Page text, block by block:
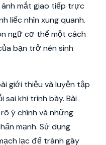
mắt giao tiếp trực
liếc nhìn xung quanh.
ngữ cơ thể một cách
bạn trở nên sinh
giới thiệu và luyện tập
khi trình bày. Bài
ý chính và những
mạnh. Sử dụng
lạc để tránh gây